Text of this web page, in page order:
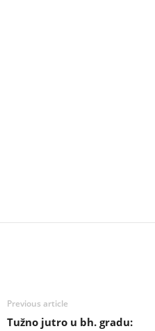
Previous article
Tužno jutro u bh. gradu: